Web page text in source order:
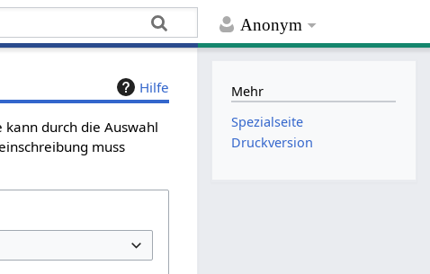
Anonym
Hilfe
durch die Auswahl
muss
Mehr
Spezialseite
Druckversion